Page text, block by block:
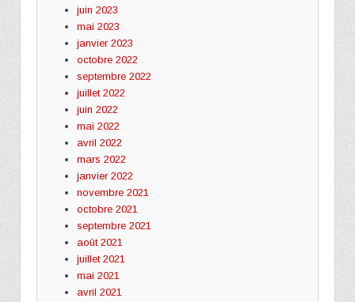
juin 2023
mai 2023
janvier 2023
octobre 2022
septembre 2022
juillet 2022
juin 2022
mai 2022
avril 2022
mars 2022
janvier 2022
novembre 2021
octobre 2021
septembre 2021
août 2021
juillet 2021
mai 2021
avril 2021